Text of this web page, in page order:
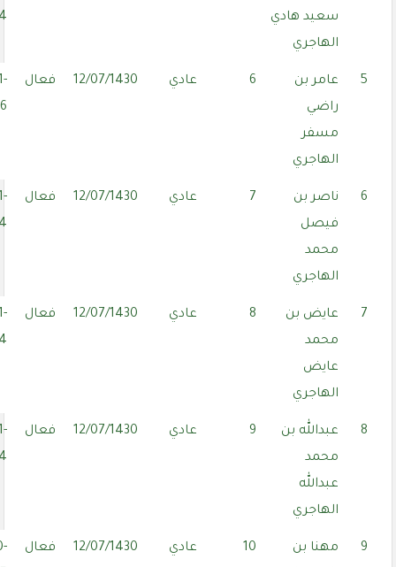
سعيد هادي
الهاجري
5
عامر بن
راضي
مسفر
الهاجري
6 عادي 12/07/1430 فعال
6
ناصر بن
فيصل
محمد
الهاجري
7 عادي 12/07/1430 فعال
7
عايض بن
محمد
عايض
الهاجري
8 عادي 12/07/1430 فعال
8
عبدالله بن
محمد
عبدالله
الهاجري
9 عادي 12/07/1430 فعال
9
مهنا بن
10 عادي 12/07/1430 فعال